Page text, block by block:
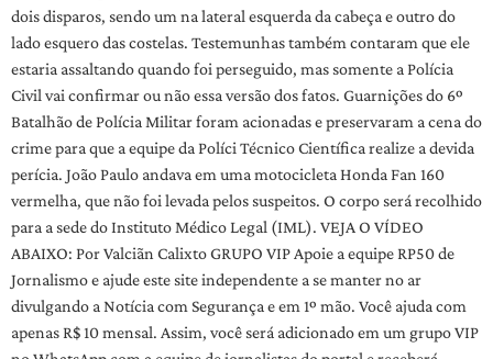
dois disparos, sendo um na lateral esquerda da cabeça e outro do
lado esquero das costelas. Testemunhas também contaram que ele
estaria assaltando quando foi perseguido, mas somente a Polícia
Civil vai confirmar ou não essa versão dos fatos. Guarnições do 6º
Batalhão de Polícia Militar foram acionadas e preservaram a cena do
crime para que a equipe da Políci Técnico Científica realize a devida
perícia. João Paulo andava em uma motocicleta Honda Fan 160
vermelha, que não foi levada pelos suspeitos. O corpo será recolhido
para a sede do Instituto Médico Legal (IML). VEJA O VÍDEO
ABAIXO: Por Valciãn Calixto GRUPO VIP Apoie a equipe RP50 de
Jornalismo e ajude este site independente a se manter no ar
divulgando a Notícia com Segurança e em 1º mão. Você ajuda com
apenas R$ 10 mensal. Assim, você será adicionado em um grupo VIP